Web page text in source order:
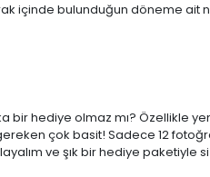
içinde bulunduğun döneme
hediye olmaz mı? Özellikle
çok basit! Sadece 12
ve şık bir hediye paketiyle